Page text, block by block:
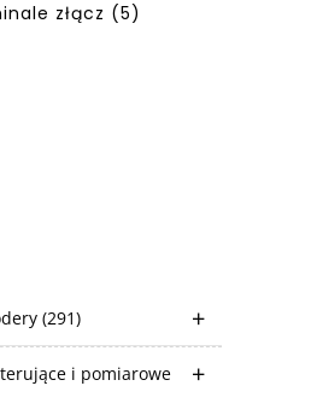
(291)
i pomiarowe
złącz (5)